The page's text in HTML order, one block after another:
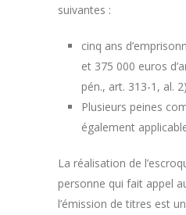
suivantes :
cinq ans
et 375 000 euros
pén., art. 313-1, al.
Plusieurs peines
également
La réalisation de
personne qui fait appel
l’émission de titres est